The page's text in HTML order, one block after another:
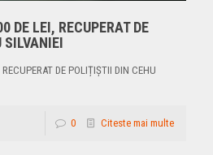
DE LEI, RECUPERAT DE
DE POLIȚIȘTII DIN CEHU
0 Citeste mai multe